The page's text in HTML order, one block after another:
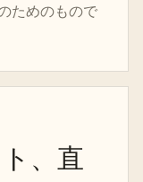
ためのもので
、直